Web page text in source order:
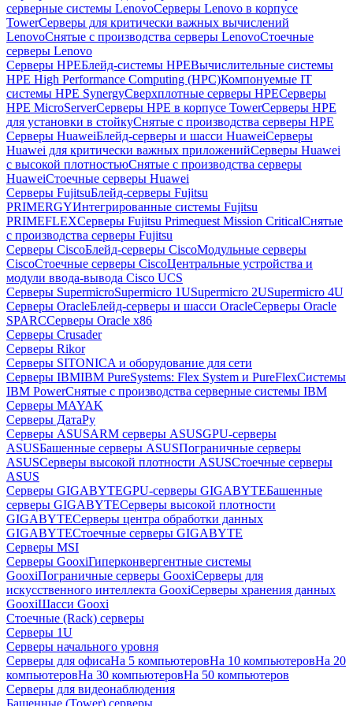
серверные системы LenovoСерверы Lenovo в корпусе
TowerСерверы для критически важных вычислений
LenovoСнятые с производства серверы LenovoСтоечные
серверы Lenovo
Серверы HPEБлейд-системы HPEВычислительные системы
HPE High Performance Computing (HPC)Компонуемые IT
системы HPE SynergyСверхплотные серверы HPEСерверы
HPE MicroServerСерверы HPE в корпусе TowerСерверы HPE
для установки в стойкуСнятые с производства серверы HPE
Серверы HuaweiБлейд-серверы и шасси HuaweiСерверы
Huawei для критически важных приложенийСерверы Huawei
с высокой плотностьюСнятые с производства серверы
HuaweiСтоечные серверы Huawei
Серверы FujitsuБлейд-серверы Fujitsu
PRIMERGYИнтегрированные системы Fujitsu
PRIMEFLEXСерверы Fujitsu Primequest Mission CriticalСнятые
с производства серверы Fujitsu
Серверы CiscoБлейд-серверы CiscoМодульные серверы
CiscoСтоечные серверы CiscoЦентральные устройства и
модули ввода-вывода Cisco UCS
Серверы SupermicroSupermicro 1USupermicro 2USupermicro 4U
Серверы OracleБлейд-серверы и шасси OracleСерверы Oracle
SPARCСерверы Oracle x86
Серверы Crusader
Серверы Rikor
Серверы SITONICA и оборудование для сети
Серверы IBMIBM PureSystems: Flex System и PureFlexСистемы
IBM PowerСнятые с производства серверные системы IBM
Серверы MAYAK
Серверы ДатаРу
Серверы ASUSARM серверы ASUSGPU-серверы
ASUSБашенные серверы ASUSПограничные серверы
ASUSСерверы высокой плотности ASUSСтоечные серверы
ASUS
Серверы GIGABYTEGPU-серверы GIGABYTEБашенные
серверы GIGABYTEСерверы высокой плотности
GIGABYTEСерверы центра обработки данных
GIGABYTEСтоечные серверы GIGABYTE
Серверы MSI
Серверы GooxiГиперконвергентные системы
GooxiПограничные серверы GooxiСерверы для
искусственного интеллекта GooxiСерверы хранения данных
GooxiШасси Gooxi
Стоечные (Rack) серверы
Серверы 1U
Серверы начального уровня
Серверы для офисаНа 5 компьютеровНа 10 компьютеровНа 20
компьютеровНа 30 компьютеровНа 50 компьютеров
Серверы для видеонаблюдения
Башенные (Tower) серверы